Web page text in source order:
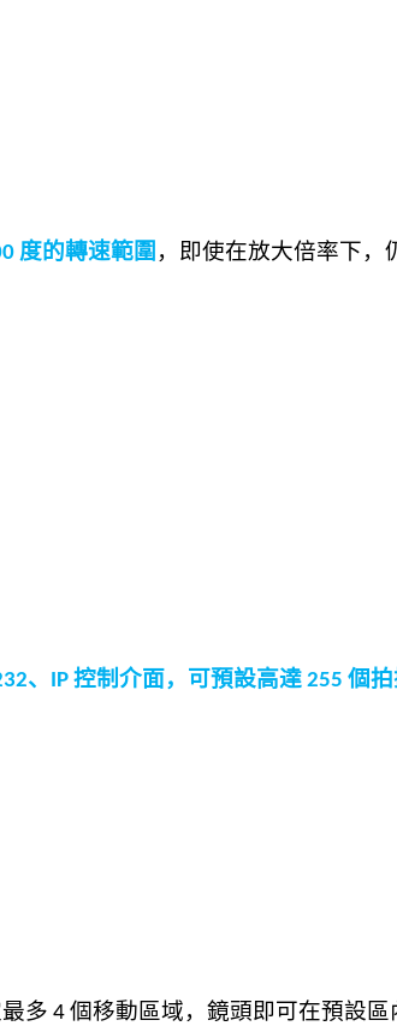
度的轉速範圍 ，即使在放大倍率下，
、 IP 控制介面，可預設高達 255 個
多 4 個移動區域，鏡頭即可在預設區